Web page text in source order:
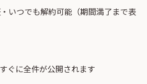
いつでも解約可能（期間満了まで表
ぐに全件が公開されます